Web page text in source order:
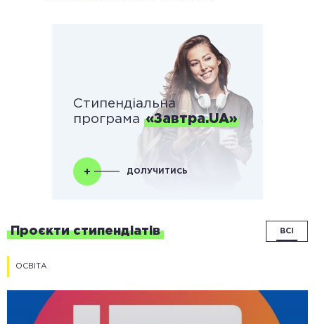
Стипендіальна
програма «Завтра.UA»
ДОЛУЧИТИСЬ
Проєкти стипендіатів ВСІ
ОСВІТА